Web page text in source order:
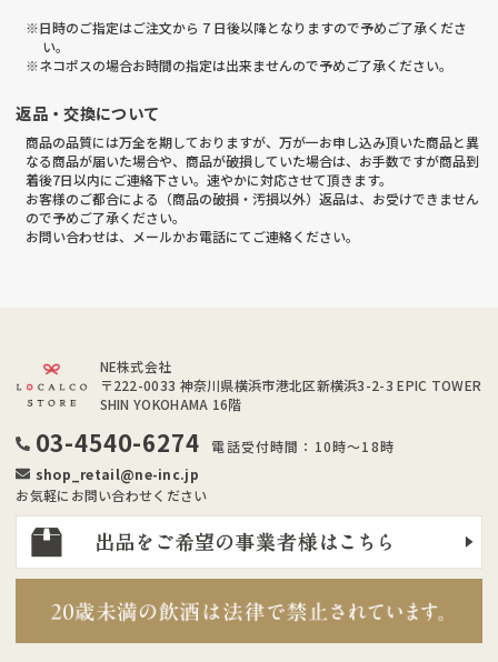
※日時のご指定はご注文から 7 日後以降となりますので予めご了承くださ
い。
※ネコポスの場合お時間の指定は出来ませんので予めご了承ください。
返品・交換について
商品の品質には万全を期しておりますが、万が一お申し込み頂いた商品と異
なる商品が届いた場合や、商品が破損していた場合は、お手数ですが商品到
着後7日以内にご連絡下さい。速やかに対応させて頂きます。
お客様のご都合による（商品の破損・汚損以外）返品は、お受けできません
ので予めご了承ください。
お問い合わせは、メールかお電話にてご連絡ください。
NE株式会社
〒222-0033 神奈川県横浜市港北区新横浜3-2-3 EPIC TOWER
SHIN YOKOHAMA 16階
03-4540-6274
電話受付時間：10時～18時
shop_retail@ne-inc.jp
お気軽にお問い合わせください